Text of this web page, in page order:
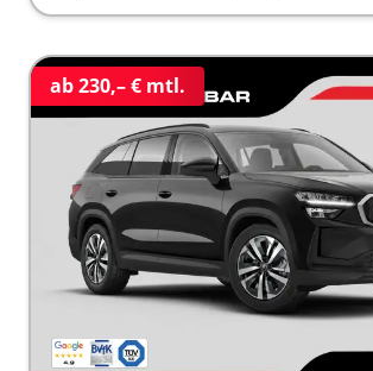
ab 230,– € mtl.